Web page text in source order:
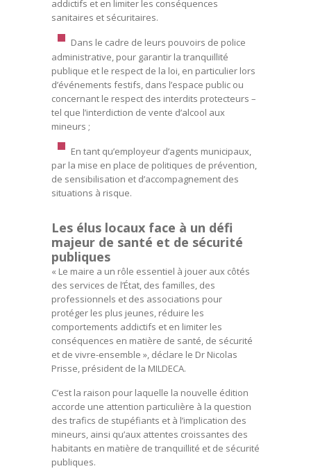
addictifs et en limiter les conséquences
sanitaires et sécuritaires.
Dans le cadre de leurs pouvoirs de police
administrative, pour garantir la tranquillité
publique et le respect de la loi, en particulier lors
d’événements festifs, dans l’espace public ou
concernant le respect des interdits protecteurs –
tel que l’interdiction de vente d’alcool aux
mineurs ;
En tant qu’employeur d’agents municipaux,
par la mise en place de politiques de prévention,
de sensibilisation et d’accompagnement des
situations à risque.
Les élus locaux face à un défi
majeur de santé et de sécurité
publiques
« Le maire a un rôle essentiel à jouer aux côtés
des services de l’État, des familles, des
professionnels et des associations pour
protéger les plus jeunes, réduire les
comportements addictifs et en limiter les
conséquences en matière de santé, de sécurité
et de vivre-ensemble », déclare le Dr Nicolas
Prisse, président de la MILDECA.
C’est la raison pour laquelle la nouvelle édition
accorde une attention particulière à la question
des trafics de stupéfiants et à l’implication des
mineurs, ainsi qu’aux attentes croissantes des
habitants en matière de tranquillité et de sécurité
publiques.